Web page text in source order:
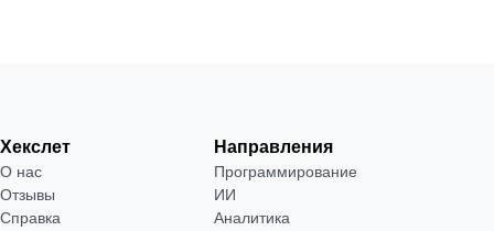
Хекслет
О нас
Отзывы
Справка
Направления
Программирование
ИИ
Аналитика